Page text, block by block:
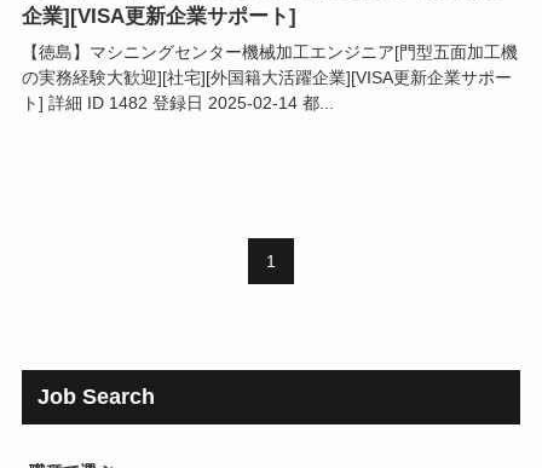
企業][VISA更新企業サポート]
【徳島】マシニングセンター機械加工エンジニア[門型五面加工機
の実務経験大歓迎][社宅][外国籍大活躍企業][VISA更新企業サポー
ト] 詳細 ID 1482 登録日 2025-02-14 都...
1
Job Search